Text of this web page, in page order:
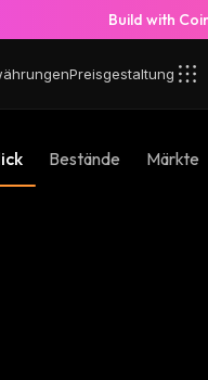
Build with
Preisgestaltung
Bestände Märkte